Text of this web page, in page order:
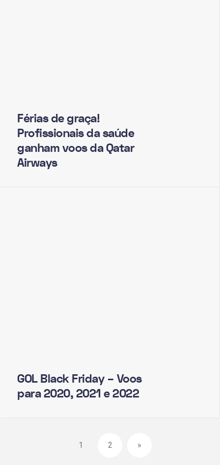
Férias de graça!
Profissionais da saúde
ganham voos da Qatar
Airways
GOL Black Friday – Voos
para 2020, 2021 e 2022
1 2 »